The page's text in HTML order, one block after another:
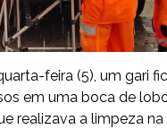
feira (5), um gari
em uma boca de
realizava a limpeza na